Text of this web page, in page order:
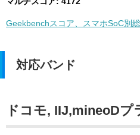
Geekbenchスコア、スマホSoC別
対応バンド
ドコモ, IIJ,mineoDプ